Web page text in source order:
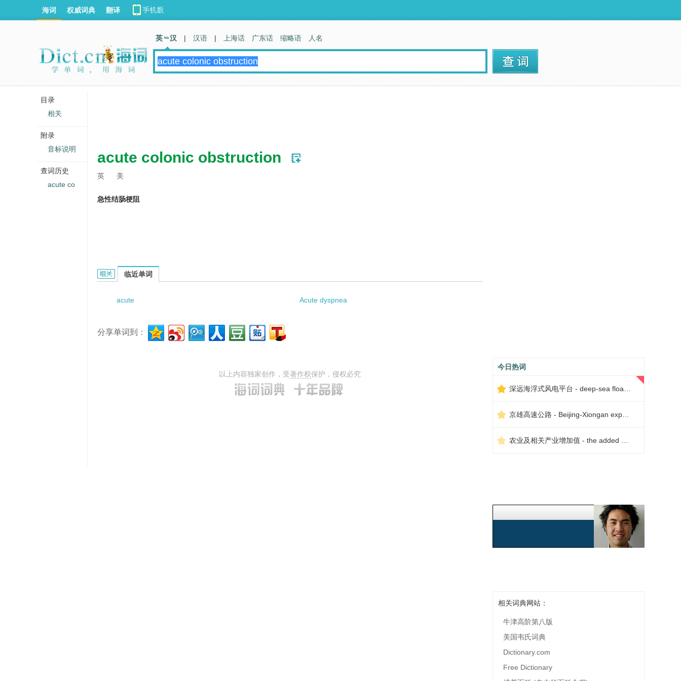
acute colonic obstruction
英 美
急性结肠梗阻
Acute colonic obstruction的相关资料：
临近单词
acute Acute dyspnea
分享单词到：
以上内容独家创作，受著作权保护，侵权必究
今日热词
相关词典网站：
牛津高阶第八版
美国韦氏词典
Dictionary.com
Free Dictionary
海词 权威词典 翻译
英 汉 | 汉语 | 上海话 广东话 缩略语 人名
目录
相关
附录
音标说明
查词历史
acute co